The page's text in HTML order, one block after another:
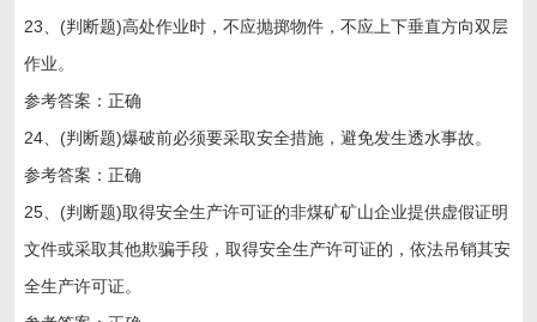
23、(判断题)高处作业时，不应抛掷物件，不应上下垂直方向双层
作业。
参考答案：正确
24、(判断题)爆破前必须要采取安全措施，避免发生透水事故。
参考答案：正确
25、(判断题)取得安全生产许可证的非煤矿矿山企业提供虚假证明
文件或采取其他欺骗手段，取得安全生产许可证的，依法吊销其安
全生产许可证。